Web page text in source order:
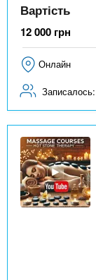
Вартість
12 000 грн
Онлайн
Записалось: